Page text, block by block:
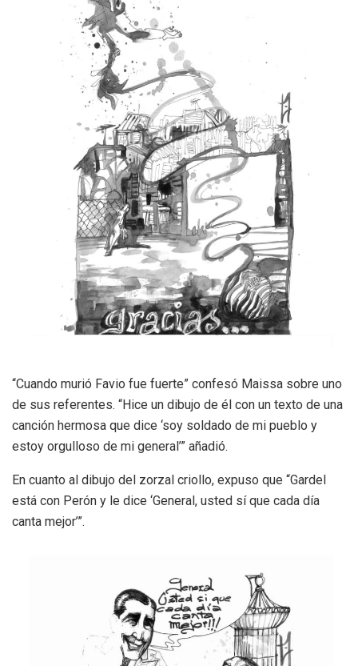
“Cuando murió Favio fue fuerte” confesó Maissa sobre uno
de sus referentes. “Hice un dibujo de él con un texto de una
canción hermosa que dice ‘soy soldado de mi pueblo y
estoy orgulloso de mi general’” añadió.
En cuanto al dibujo del zorzal criollo, expuso que “Gardel
está con Perón y le dice ‘General, usted sí que cada día
canta mejor’”.